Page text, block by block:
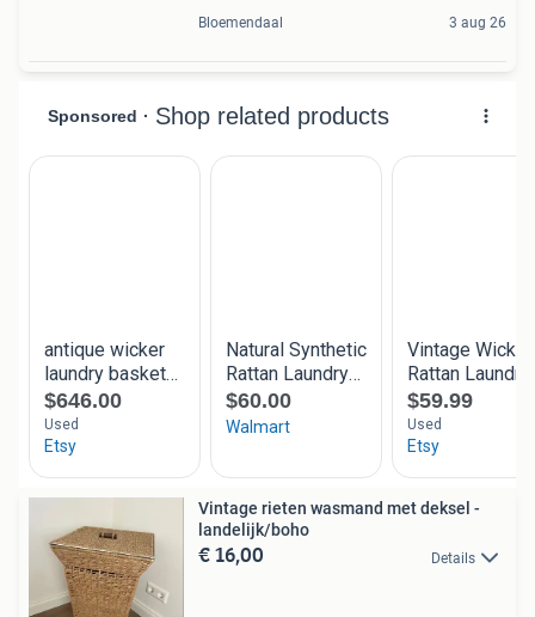
Bloemendaal 3 aug 26
Vintage rieten wasmand met deksel -
landelijk/boho
€ 16,00 Details